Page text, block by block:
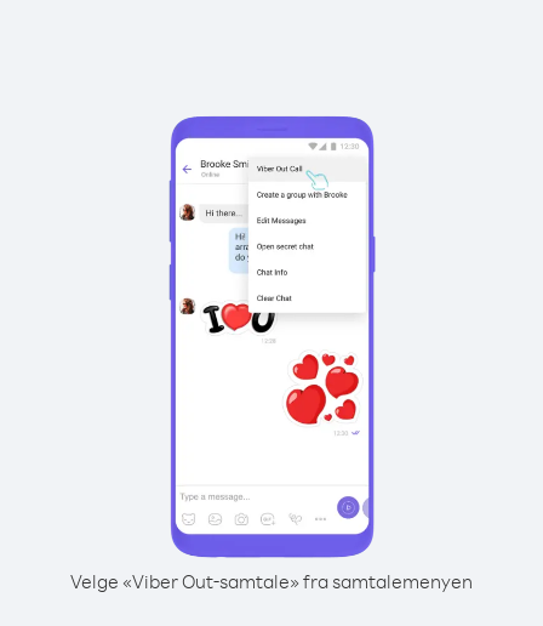
Velge «Viber Out-samtale» fra samtalemenyen